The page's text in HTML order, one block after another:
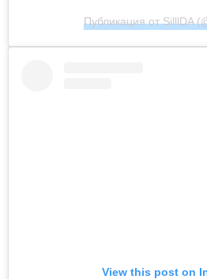
Публикация от SilllDA
View this post on